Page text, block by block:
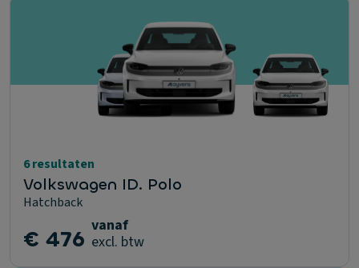
6 resultaten
Volkswagen ID. Polo
Hatchback
€ 476 vanaf
excl. btw